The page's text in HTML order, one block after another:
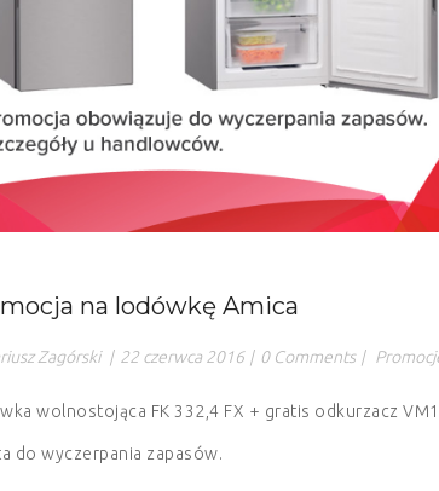
na lodówkę Amica
Zagórski | 22 czerwca 2016 | 0 Comments |
wolnostojąca FK 332,4 FX + gratis odkurzacz
do wyczerpania zapasów.